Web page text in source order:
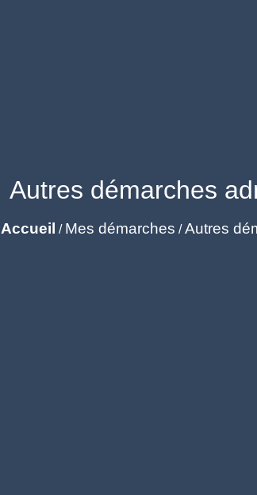
Autres démarches
Accueil / Mes démarches /Autres